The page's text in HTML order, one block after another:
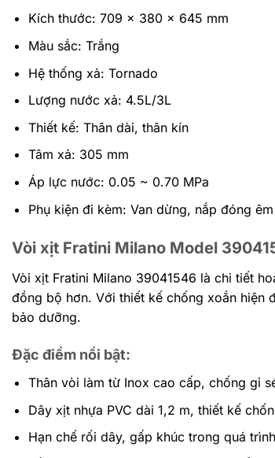
Kích thước: 709 x 380 x 645 mm
Màu sắc: Trắng
Hệ thống xả: Tornado
Lượng nước xả: 4.5L/3L
Thiết kế: Thân dài, thân kín
Tâm xả: 305 mm
Áp lực nước: 0.05 ~ 0.70 MPa
Phụ kiện đi kèm: Van dừng, nắp đóng
Vòi xịt Fratini Milano Model
Vòi xịt Fratini Milano 39041546 là chi tiết
đồng bộ hơn. Với thiết kế chống xoắn hiện
bảo dưỡng.
Đặc điểm nổi bật:
Thân vòi làm từ Inox cao cấp, chống gỉ
Dây xịt nhựa PVC dài 1,2 m, thiết kế
Hạn chế rối dây, gấp khúc trong quá